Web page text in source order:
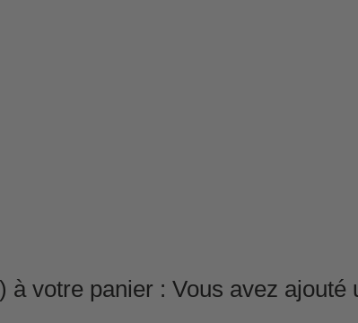
à votre panier : Vous avez ajouté